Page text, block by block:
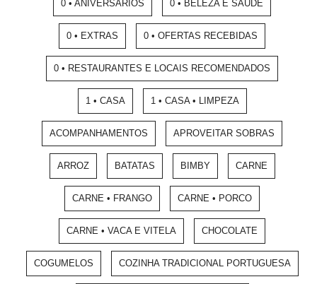
0 • ANIVERSÁRIOS 0 • BELEZA E SAÚDE
0 • EXTRAS 0 • OFERTAS RECEBIDAS
0 • RESTAURANTES E LOCAIS RECOMENDADOS
1 • CASA 1 • CASA • LIMPEZA
ACOMPANHAMENTOS APROVEITAR SOBRAS
ARROZ BATATAS BIMBY CARNE
CARNE • FRANGO CARNE • PORCO
CARNE • VACA E VITELA CHOCOLATE
COGUMELOS COZINHA TRADICIONAL PORTUGUESA